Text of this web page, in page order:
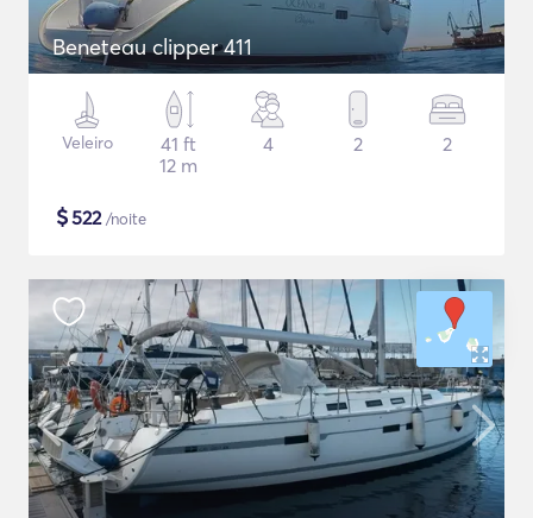
Beneteau clipper 411
Veleiro
41 ft
12 m
4 2 2
$522/noite